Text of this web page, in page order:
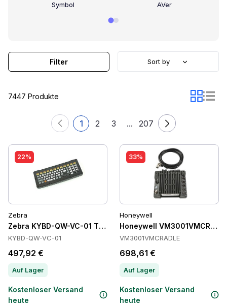
Symbol AVer
7447 Produkte
1 2 3 ... 207
Filter Sort by
22%
Zebra
Zebra KYBD-QW-VC-01 Tastaturen
KYBD-QW-VC-01
497,92 €
Auf Lager
Kostenloser Versand
heute
33%
Honeywell
Honeywell
VM3001VMCRADLE
698,61 €
Auf Lager
Kostenloser Versand
heute